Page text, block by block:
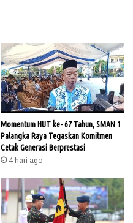
Momentum HUT ke- 67 Tahun, SMAN 1
Palangka Raya Tegaskan Komitmen
Cetak Generasi Berprestasi
4 hari ago